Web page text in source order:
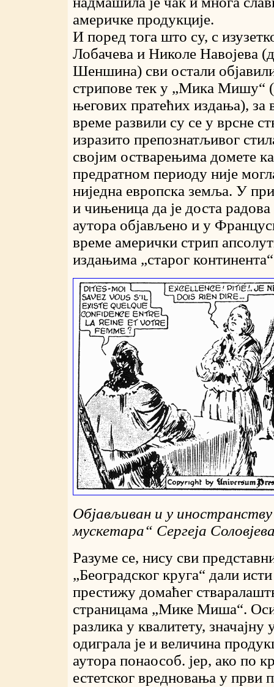
америчке продукције.
И поред тога што су, с
Лобачева и Николе Навојева
Шеншина) сви остали
стрипове тек у „Мика Мишу“
његових пратећих издања), за
време развили су се у врсне
изразито препознатљивог
својим остварењима домете
предратном периоду није
ниједна европска земља. У
и чињеница да је доста
аутора објављено и у
време амерички стрип
издањима „старог
Објављиван и у
мускетара“ Сергеја
Разуме се, нису сви
„Београдског круга“ дали
престижу домаћег
страницама „Мике Миша“.
разлика у квалитету, значајну
одиграла је и величина
аутора понаособ. јер, ако по
естетског вредновања у први